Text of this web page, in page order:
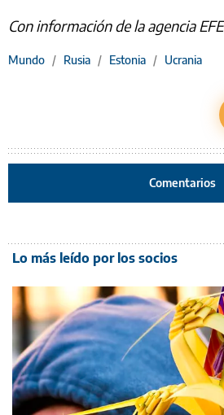
Con información de la agencia EFE
Mundo / Rusia / Estonia / Ucrania
Comentarios
Lo más leído por los socios